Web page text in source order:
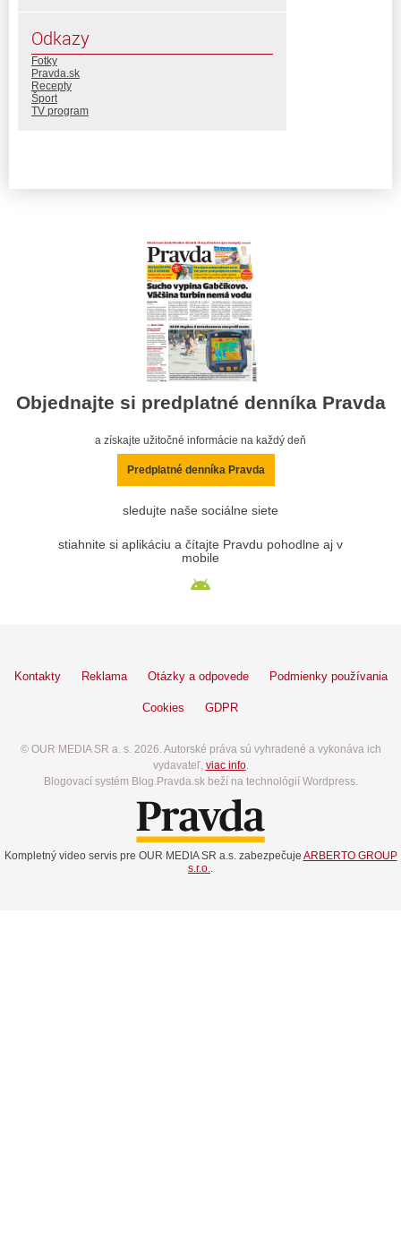
Odkazy
Fotky
Pravda.sk
Recepty
Šport
TV program
Objednajte si predplatné denníka Pravda
a získajte užitočné informácie na každý deň
Predplatné denníka Pravda
sledujte naše sociálne siete
stiahnite si aplikáciu a čítajte Pravdu pohodlne aj v
mobile
Kontakty Reklama Otázky a odpovede Podmienky používania
Cookies GDPR
© OUR MEDIA SR a. s. 2026. Autorské práva sú vyhradené a vykonáva ich
vydavateľ, viac info.
Blogovací systém Blog.Pravda.sk beží na technológií Wordpress.
Kompletný video servis pre OUR MEDIA SR a.s. zabezpečuje ARBERTO GROUP
s.r.o.